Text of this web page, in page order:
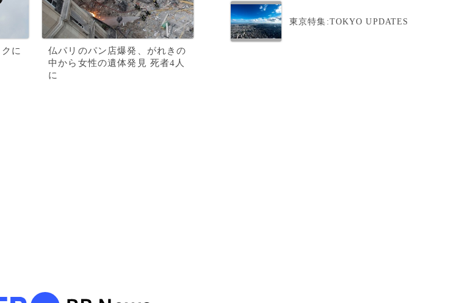
に
仏パリのパン店爆発、がれきの
中から女性の遺体発見 死者4人
に
東京特集:TOKYO UPDATES